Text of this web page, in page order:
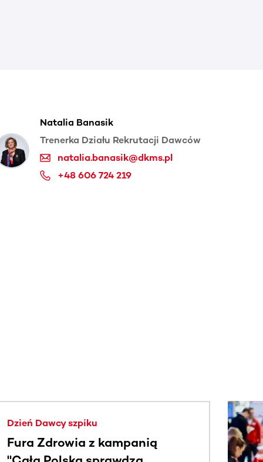
Natalia Banasik
Trenerka Działu Rekrutacji Dawców
natalia.banasik@dkms.pl
+48 606 724 219
Dzień Dawcy szpiku
Fura Zdrowia z kampanią